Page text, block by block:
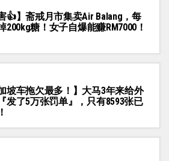
👍】斋戒月市集卖Air Balang，每
200kg糖！女子自爆能赚RM7000！
加坡车拖欠最多！】大马3年来给外
发了5万张罚单』，只有8593张已